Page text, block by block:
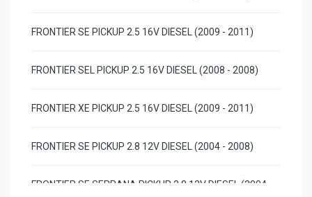
FRONTIER SE PICKUP 2.5 16V DIESEL (2009 - 2011)
FRONTIER SEL PICKUP 2.5 16V DIESEL (2008 - 2008)
FRONTIER XE PICKUP 2.5 16V DIESEL (2009 - 2011)
FRONTIER SE PICKUP 2.8 12V DIESEL (2004 - 2008)
FRONTIER SE SERRANA PICKUP 2.8 12V DIESEL (2004 -